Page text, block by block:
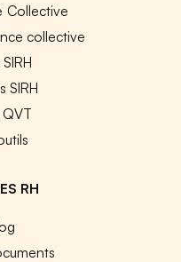
Collective
collective
SIRH
RH